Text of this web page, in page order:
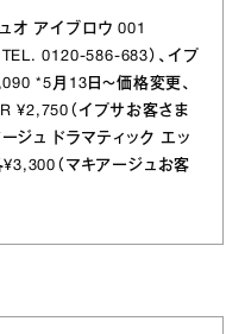
オ アイブロウ 001
0120-586-683）、イプ
*5月13日〜価格変更、
¥2,750（イプサお客さま
ジュ ドラマティック エッ
（マキアージュお客